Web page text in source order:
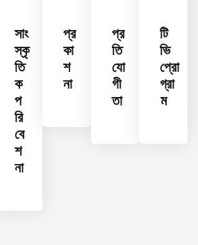
সাং
স্কৃ
তি
ক
প
রি
বে
শ
না
প্র
কা
শ
না
প্র
তি
যো
গী
তা
টি
ভি
প্রো
গ্রা
ম